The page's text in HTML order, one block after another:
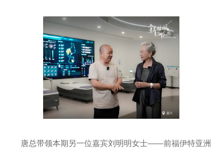
唐总带领本期另一位嘉宾刘明明女士——前福伊特亚洲